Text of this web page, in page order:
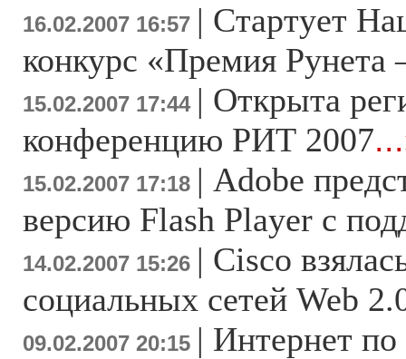
16.02.2007 16:57 | Стартует
конкурс «Премия Рунета
15.02.2007 17:44 | Открыта
конференцию РИТ 2007
15.02.2007 17:18 | Adobe
версию Flash Player c
14.02.2007 15:26 | Cisco
социальных сетей Web
09.02.2007 20:15 | Интернет по